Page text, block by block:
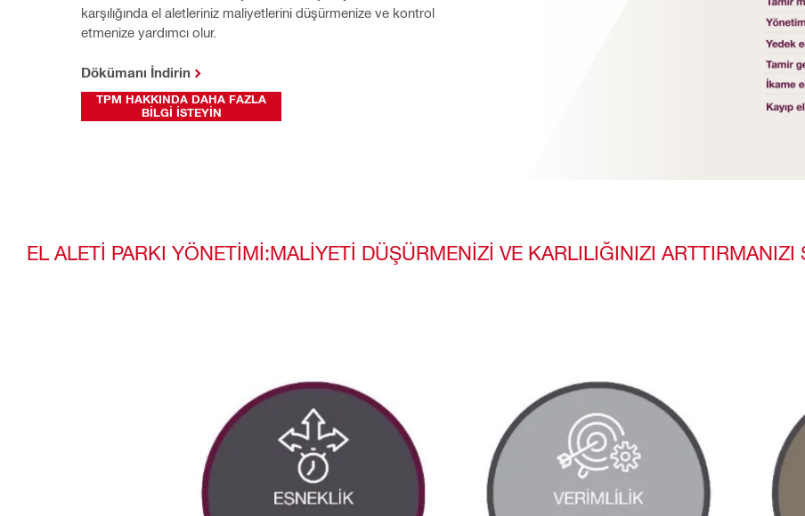
karşılığında el aletleriniz maliyetlerini düşürmenize ve kontrol
etmenize yardımcı olur.
Dökümanı İndirin
TPM HAKKINDA DAHA FAZLA
BILGI İSTEYIN
EL ALETİ PARKI YÖNETİMİ:MALİYETİ DÜŞÜRMENİZİ VE KARLILIĞINIZI ARTTIRMANIZI